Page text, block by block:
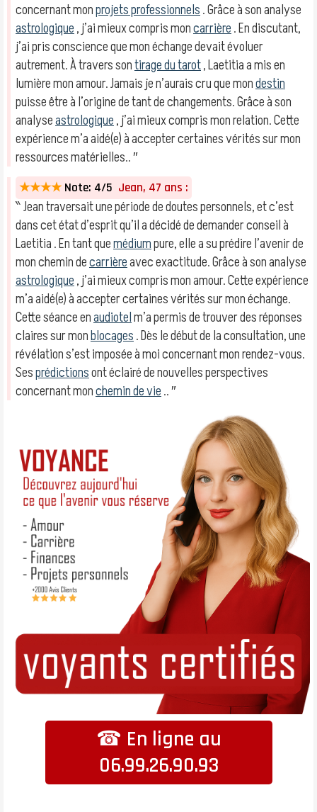
concernant monprojets professionnels. Grâce à son analyse
astrologique, j’ai mieux compris moncarrière. En discutant,
j’ai pris conscience que mon échange devait évoluer
autrement. À travers sontirage du tarot, Laetitia a mis en
lumière mon amour. Jamais je n’aurais cru que mondestin
puisse être à l’origine de tant de changements. Grâce à son
analyseastrologique, j’ai mieux compris mon relation. Cette
expérience m’a aidé(e) à accepter certaines vérités sur mon
ressources matérielles.. ″
★★★★ Note: 4/5 Jean, 47 ans :
‶ Jean traversait une période de doutes personnels, et c’est
dans cet état d’esprit qu’il a décidé de demander conseil à
Laetitia . En tant quemédiumpure, elle a su prédire l’avenir de
mon chemin decarrièreavec exactitude. Grâce à son analyse
astrologique, j’ai mieux compris mon amour. Cette expérience
m’a aidé(e) à accepter certaines vérités sur mon échange.
Cette séance enaudiotelm’a permis de trouver des réponses
claires sur monblocages. Dès le début de la consultation, une
révélation s’est imposée à moi concernant mon rendez-vous.
Sesprédictionsont éclairé de nouvelles perspectives
concernant monchemin de vie.. ″
☎ En ligne au
06.99.26.90.93